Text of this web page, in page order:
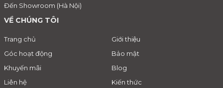
Đến Showroom (Hà Nội)
VỀ CHÚNG TÔI
Trang chủ
Giới thiệu
Góc hoạt động
Bảo mật
Khuyến mãi
Blog
Liên hệ
Kiến thức